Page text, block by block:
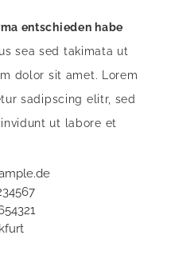
entschieden habe
sea sed takimata ut
dolor sit amet. Lorem
sadipscing elitr, sed
ut labore et